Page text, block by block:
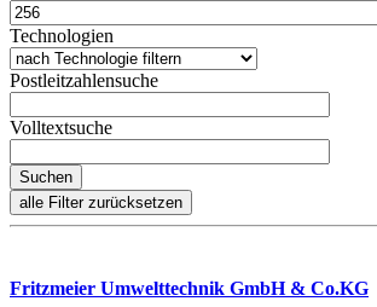
Technologien
Postleitzahlensuche
Volltextsuche
Fritzmeier Umwelttechnik GmbH & Co.KG